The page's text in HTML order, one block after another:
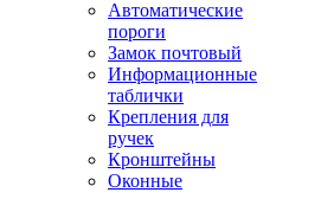
Автоматические
пороги
Замок почтовый
Информационные
таблички
Крепления для
ручек
Кронштейны
Оконные